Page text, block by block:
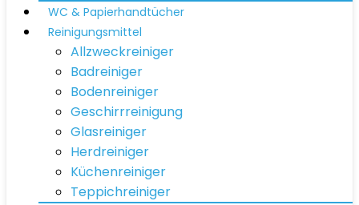
WC & Papierhandtücher
Reinigungsmittel
Allzweckreiniger
Badreiniger
Bodenreiniger
Geschirrreinigung
Glasreiniger
Herdreiniger
Küchenreiniger
Teppichreiniger